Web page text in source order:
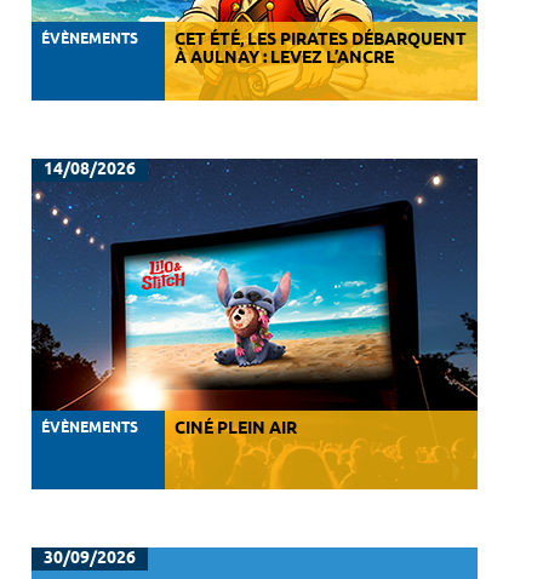
ÉVÈNEMENTS CET ÉTÉ, LES PIRATES DÉBARQUENT
À AULNAY : LEVEZ L’ANCRE
14/08/2026
ÉVÈNEMENTS CINÉ PLEIN AIR
30/09/2026